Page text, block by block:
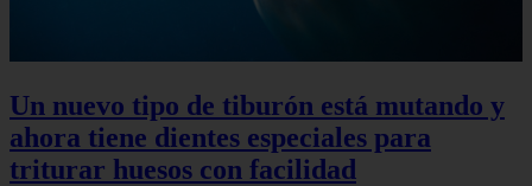
Un nuevo tipo de tiburón está mutando y
ahora tiene dientes especiales para
triturar huesos con facilidad